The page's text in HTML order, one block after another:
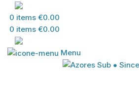
0 items €0.00
0 items €0.00
Menu